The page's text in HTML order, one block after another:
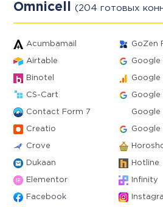
Omnicell (204 готовых
Acumbamail GoZen
Airtable Google
Binotel Google
CS-Cart Google
Contact Form 7 Google
Creatio Google
Crove
Dukaan Hotline
Elementor Infinity
Facebook